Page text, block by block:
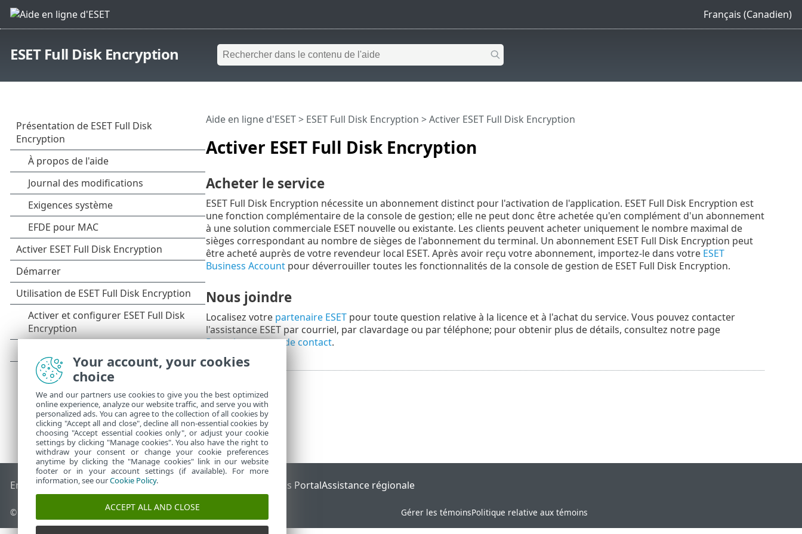
Français (Canadien)
ESET Full Disk Encryption
Activer ESET Full Disk Encryption
Aide en ligne d'ESET> ESET Full Disk Encryption >Activer ESET Full Disk Encryption
Acheter le service
ESET Full Disk Encryption nécessite un abonnement distinct pour l'activation de l'application. ESET Full Disk Encryption est
une fonction complémentaire de la console de gestion; elle ne peut donc être achetée qu'en complément d'un abonnement
à une solution commerciale ESET nouvelle ou existante. Les clients peuvent acheter uniquement le nombre maximal de
sièges correspondant au nombre de sièges de l'abonnement du terminal. Un abonnement ESET Full Disk Encryption peut
être acheté auprès de votre revendeur local ESET. Après avoir reçu votre abonnement, importez-le dans votre ESET
Business Accountpour déverrouiller toutes les fonctionnalités de la console de gestion de ESET Full Disk Encryption.
Nous joindre
Localisez votre partenaire ESETpour toute question relative à la licence et à l'achat du service. Vous pouvez contacter
l'assistance ESET par courriel, par clavardage ou par téléphone; pour obtenir plus de détails, consultez notre page
Renseignements de contact.
End of LifeBase de connaissances ESET ESET Status PortalAssistance régionale
© 1992 - 2026 ESET, spol. s r.o. - Tous droits réservés. Gérer les témoinsPolitique relative aux témoins
Your account, your cookies
choice
We and our partners use cookies to give you the best optimized
online experience, analyze our website traffic, and serve you with
personalized ads. You can agree to the collection of all cookies by
clicking "Accept all and close", decline all non-essential cookies by
choosing "Accept essential cookies only", or adjust your cookie
settings by clicking "Manage cookies". You also have the right to
withdraw your consent or change your cookie preferences
anytime by clicking the "Manage cookies" link in our website
footer or in your account settings (if available). For more
information, see ourCookie Policy.
ACCEPT ALL AND CLOSE